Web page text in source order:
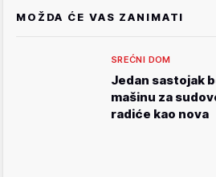
MOŽDA ĆE VAS ZANIMATI
SREĆNI DOM
Jedan sastojak
mašinu za
radiće kao nova